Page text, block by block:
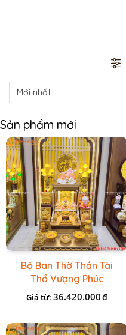
Sản phẩm mới
Bộ Ban Thờ Thần Tài
Thổ Vượng Phúc
Trường + Bộ Đồ Sứ
Cao Cấp Gấm Vàng
Giá từ: 36.420.000₫